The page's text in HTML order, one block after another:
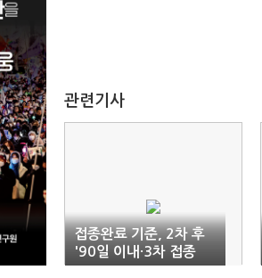
관련기사
접종완료 기준, 2차 후
'90일 이내·3차 접종
자'만…격리 단축도 해